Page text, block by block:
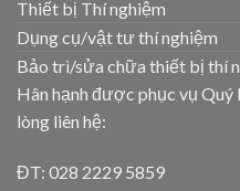
Thiết bị Thí nghiệm
Dụng cụ/vật tư thí nghiệm
Bảo trì/sửa chữa thiết bị thí
Hân hạnh được phục vụ
lòng liên hệ:
ĐT: 028 2229 5859